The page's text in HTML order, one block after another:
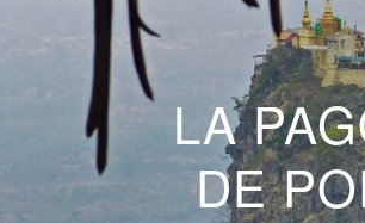
LA
DE